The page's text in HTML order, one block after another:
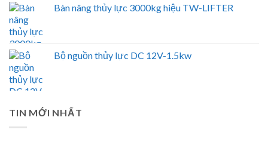
Bàn nâng thủy lực 3000kg hiệu TW-LIFTER
Bộ nguồn thủy lực DC 12V-1.5kw
TIN MỚI NHẤT